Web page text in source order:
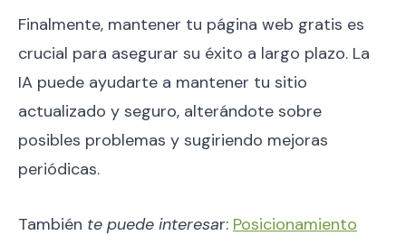
Finalmente, mantener tu página web gratis es
crucial para asegurar su éxito a largo plazo. La
IA puede ayudarte a mantener tu sitio
actualizado y seguro, alterándote sobre
posibles problemas y sugiriendo mejoras
periódicas.
También te puede interesar: Posicionamiento